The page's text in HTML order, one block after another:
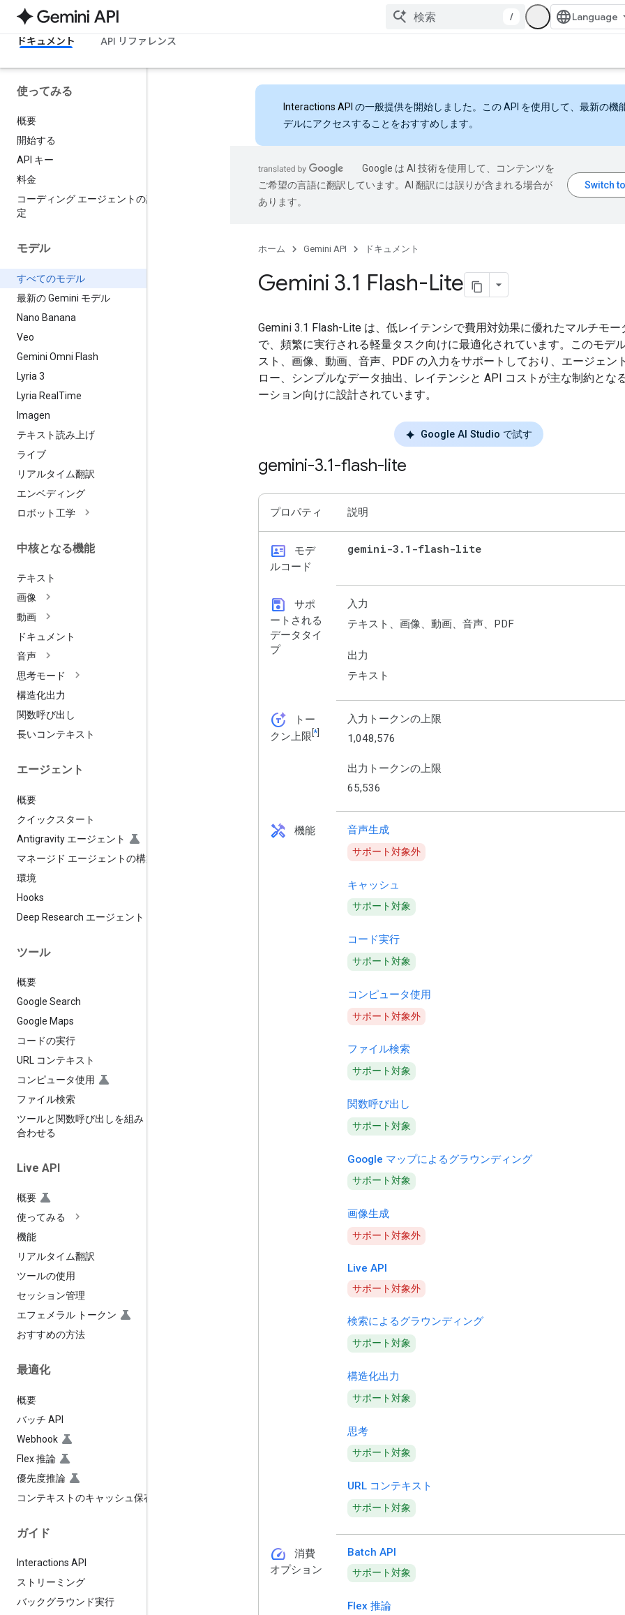
/
ドキュメント
API リファレンス
使ってみる
概要
開始する
API キー
料金
コーディング エージェントの設
定
モデル
すべてのモデル
最新の Gemini モデル
Nano Banana
Veo
Gemini Omni Flash
Lyria 3
Lyria Real Time
Imagen
テキスト読み上げ
ライブ
リアルタイム翻訳
エンベディング
ロボット工学
中核となる機能
テキスト
画像
動画
ドキュメント
音声
思考モード
構造化出力
関数呼び出し
長いコンテキスト
エージェント
概要
クイックスタート
Antigravity エージェント
マネージド エージェントの構築
環境
Hooks
Deep Research エージェント
ツール
概要
Google Search
Google Maps
コードの実行
URL コンテキスト
コンピュータ使用
ファイル検索
ツールと関数呼び出しを組み
合わせる
Live API
概要
使ってみる
機能
リアルタイム翻訳
ツールの使用
セッション管理
エフェメラル トークン
おすすめの方法
最適化
概要
バッチ API
Webhook
Flex 推論
優先度推論
コンテキストのキャッシュ保存
ガイド
Interactions API
ストリーミング
バックグラウンド実行
Interactions API の一般提供を開始しました。この API を使用して、最新の機
デルにアクセスすることをおすすめします。
Google は AI 技術を使用して、コンテンツを
ご希望の言語に翻訳しています。AI 翻訳には誤りが含まれる場合が
あります。
ホーム Gemini API ドキュメント
Gemini 3.1 Flash-Lite
Gemini 3.1 Flash-Lite は、低レイテンシで費用対効果に優れたマルチモー
で、頻繁に実行される軽量タスク向けに最適化されています。このモデ
スト、画像、動画、音声、PDF の入力をサポートしており、エージェン
ロー、シンプルなデータ抽出、レイテンシと API コストが主な制約とな
ーション向けに設計されています。
Google AI Studio で試す
gemini-3.1-flash-lite
プロパティ 説明
id_card
モデ
ルコード
gemini-3 . 1-flash-lite
save
サポ
ートされる
データタイ
プ
入力
テキスト、画像、動画、音声、PDF
出力
テキスト
token_auto
トー
クン上限 [*
入力トークンの上限
1,048,576
出力トークンの上限
65,536
handyman 機能 音声生成
サポート対象外
キャッシュ
サポート対象
コード実行
サポート対象
コンピュータ使用
サポート対象外
ファイル検索
サポート対象
関数呼び出し
サポート対象
Google マップによるグラウンディング
サポート対象
画像生成
サポート対象外
Live API
サポート対象外
検索によるグラウンディング
サポート対象
構造化出力
サポート対象
思考
サポート対象
URL コンテキスト
サポート対象
speed
消費
オプション
Batch API
サポート対象
Flex 推論